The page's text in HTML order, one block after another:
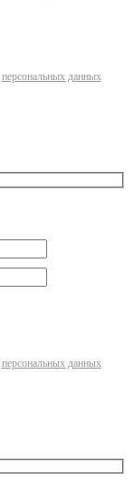
персональных данных
персональных данных